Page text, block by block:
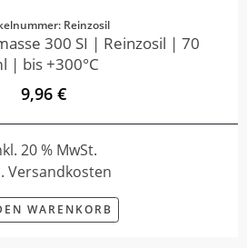
Reinzosil
300 SI | Reinzosil | 70
| bis +300°C
9,96 €
20 % MwSt.
Versandkosten
WARENKORB